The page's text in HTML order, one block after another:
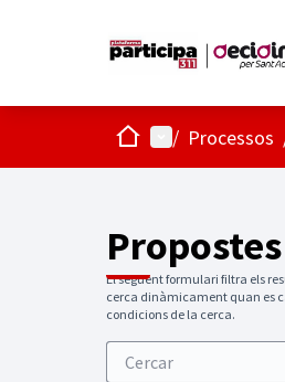
Inici Menú principal
/ Processos
Propostes
El següent formulari filtra els
cerca dinàmicament quan es
condicions de la cerca.